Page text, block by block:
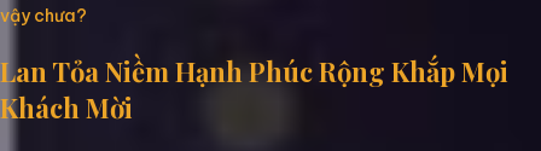
vậy chưa?
Lan Tỏa Niềm Hạnh Phúc Rộng Khắp Mọi
Khách Mời